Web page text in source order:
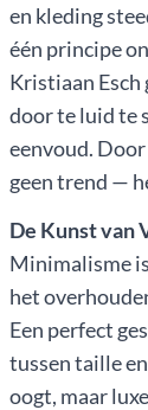
en kleding
één principe
Kristiaan
door te luid te
eenvoud.
geen trend —
De Kunst van
Minimalisme
het
Een perfect
tussen taille
oogt, maar